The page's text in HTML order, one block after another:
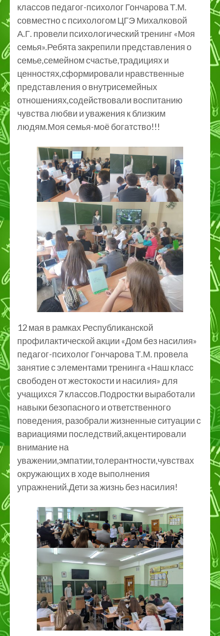
классов педагог-психолог Гончарова Т.М.
совместно с психологом ЦГЭ Михалковой
А.Г. провели психологический тренинг «Моя
семья».Ребята закрепили представления о
семье,семейном счастье,традициях и
ценностях,сформировали нравственные
представления о внутрисемейных
отношениях,содействовали воспитанию
чувства любви и уважения к близким
людям.Моя семья-моё богатство!!!
12 мая в рамках Республиканской
профилактической акции «Дом без насилия»
педагог-психолог Гончарова Т.М. провела
занятие с элементами тренинга «Наш класс
свободен от жестокости и насилия» для
учащихся 7 классов.Подростки выработали
навыки безопасного и ответственного
поведения, разобрали жизненные ситуации с
вариациями последствий,акцентировали
внимание на
уважении,эмпатии,толерантности,чувствах
окружающих в ходе выполнения
упражнений.Дети за жизнь без насилия!